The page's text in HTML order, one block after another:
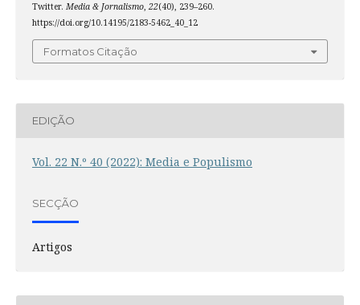
Twitter. Media & Jornalismo, 22(40), 239–260.
https://doi.org/10.14195/2183-5462_40_12
Formatos Citação
EDIÇÃO
Vol. 22 N.º 40 (2022): Media e Populismo
SECÇÃO
Artigos